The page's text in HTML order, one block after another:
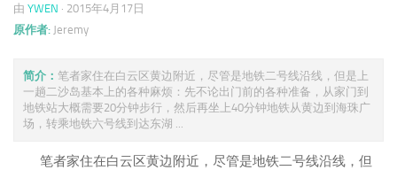
由 YWEN · 2015年4月17日
原作者: Jeremy
简介： 笔者家住在白云区黄边附近，尽管是地铁二号线沿线，但是上
一趟二沙岛基本上的各种麻烦：先不论出门前的各种准备，从家门到
地铁站大概需要20分钟步行，然后再坐上40分钟地铁从黄边到海珠广
场，转乘地铁六号线到达东湖 ...
笔者家住在白云区黄边附近，尽管是地铁二号线沿线，但